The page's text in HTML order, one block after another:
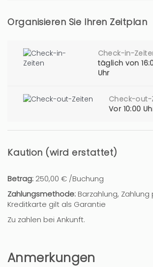
Organisieren Sie Ihren Zeitplan
Check-in-
täglich von
Uhr
Check-out-
Vor 10:00
Kaution (wird erstattet)
Betrag: 250,00 € /Buchung
Zahlungsmethode: Barzahlung,
Kreditkarte gilt als Garantie
Zu zahlen bei Ankunft.
Anmerkungen